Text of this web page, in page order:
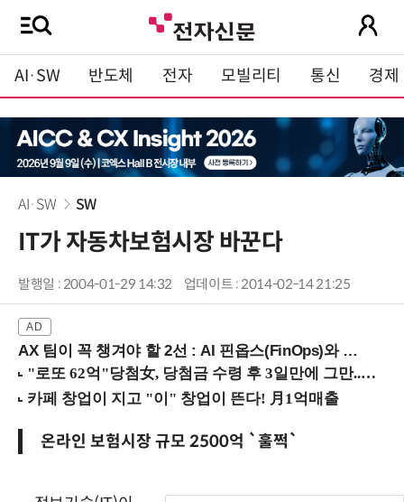
AI·SW 반도체 전자 모빌리티 통신 경제
AI·SW SW
IT가 자동차보험시장 바꾼다
발행일 : 2004-01-29 14:32 업데이트 : 2014-02-14 21:25
AX 팀이 꼭 챙겨야 할 2선 : AI 핀옵스(FinOps)와 토큰 거버넌스 (8/21 잠실역)
온라인 보험시장 규모 2500억 `훌쩍`